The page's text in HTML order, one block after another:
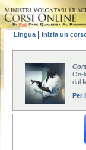
Lingua Inizia un
On-
dal
Per